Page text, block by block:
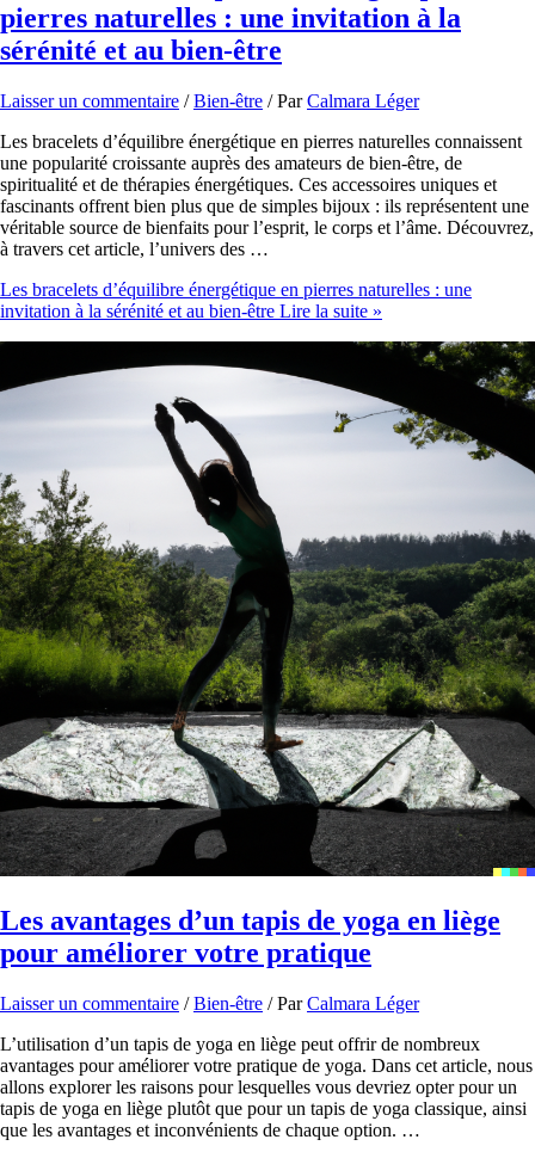
pierres naturelles : une invitation à la
sérénité et au bien-être
Laisser un commentaire /Bien-être / ParCalmara Léger
Les bracelets d’équilibre énergétique en pierres naturelles connaissent
une popularité croissante auprès des amateurs de bien-être, de
spiritualité et de thérapies énergétiques. Ces accessoires uniques et
fascinants offrent bien plus que de simples bijoux : ils représentent une
véritable source de bienfaits pour l’esprit, le corps et l’âme. Découvrez,
à travers cet article, l’univers des …
Les bracelets d’équilibre énergétique en pierres naturelles : une
invitation à la sérénité et au bien-être Lire la suite »
Les avantages d’un tapis de yoga en liège
pour améliorer votre pratique
Laisser un commentaire /Bien-être / ParCalmara Léger
L’utilisation d’un tapis de yoga en liège peut offrir de nombreux
avantages pour améliorer votre pratique de yoga. Dans cet article, nous
allons explorer les raisons pour lesquelles vous devriez opter pour un
tapis de yoga en liège plutôt que pour un tapis de yoga classique, ainsi
que les avantages et inconvénients de chaque option. …